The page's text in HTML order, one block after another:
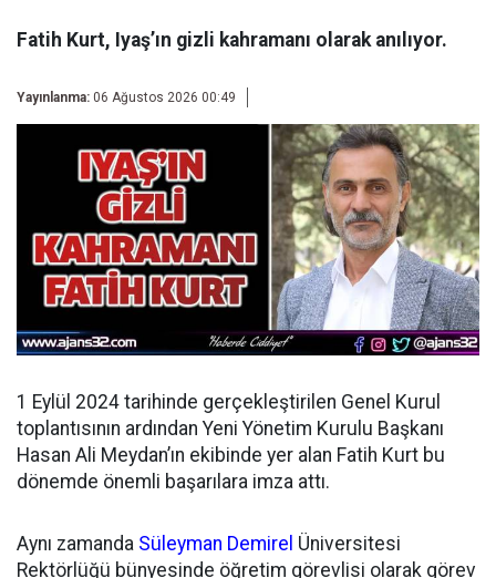
Fatih Kurt, Iyaş’ın gizli kahramanı olarak anılıyor.
Yayınlanma: 06 Ağustos 2026 00:49
1 Eylül 2024 tarihinde gerçekleştirilen Genel Kurul
toplantısının ardından Yeni Yönetim Kurulu Başkanı
Hasan Ali Meydan’ın ekibinde yer alan Fatih Kurt bu
dönemde önemli başarılara imza attı.
Aynı zamanda Süleyman Demirel Üniversitesi
Rektörlüğü bünyesinde öğretim görevlisi olarak görev